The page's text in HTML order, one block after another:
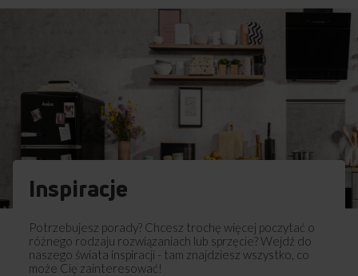
Inspiracje
Potrzebujesz porady? Chcesz trochę więcej poczytać o
różnego rodzaju rozwiązaniach lub sprzęcie? Wejdź do
naszego świata inspiracji - tam znajdziesz wszystko, co
może Cię zainteresować!